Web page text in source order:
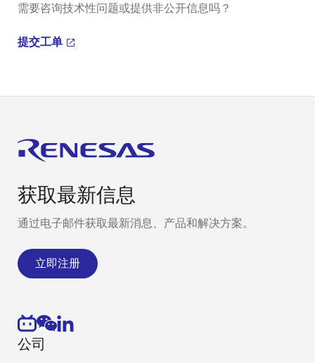
需要咨询技术性问题或提供非公开信息吗？
提交工单
获取最新信息
通过电子邮件获取最新消息、产品和解决方案。
立即注册
公司